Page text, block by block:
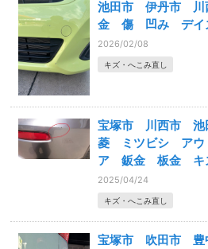
池田市 伊丹市
金 傷 凹み デイ
2026/02/08
キズ・へこみ直し
宝塚市 川西市
菱 ミツビシ アウ
ア 鈑金 板金 キ
2025/04/24
キズ・へこみ直し
宝塚市 吹田市